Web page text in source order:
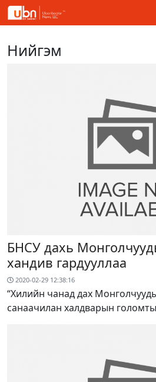
Нийгэм
БНСУ дахь
хандив гардууллаа
2020-02-29 12:38:16
“Хилийн чанад дах
санаачилан халдварын